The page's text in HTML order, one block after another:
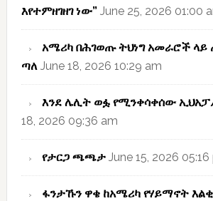
እየተምዘገዘገ ነው” June 25, 2026 01:00
አሜሪካ በሕገወጡ ትህነግ አመራሮች ላይ
ጣለ June 18, 2026 10:29 am
እንደ ሌሊት ወፏ የሚንቀሳቀሰው
18, 2026 09:36 am
የታርጋ ጫጫታ June 15, 2026
ፋንታኹን ዋቄ ከአሜሪካ የሃይማኖት